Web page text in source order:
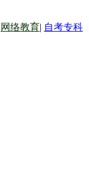
网络教育| 自考专科